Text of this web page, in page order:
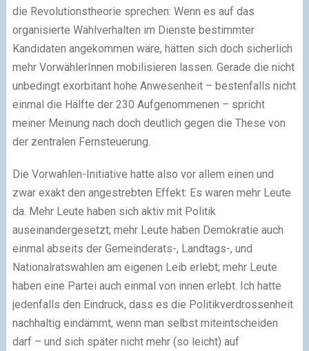
die Revolutionstheorie sprechen: Wenn es auf das
organisierte Wahlverhalten im Dienste bestimmter
Kandidaten angekommen wäre, hätten sich doch sicherlich
mehr VorwählerInnen mobilisieren lassen. Gerade die nicht
unbedingt exorbitant hohe Anwesenheit – bestenfalls nicht
einmal die Hälfte der 230 Aufgenommenen – spricht
meiner Meinung nach doch deutlich gegen die These von
der zentralen Fernsteuerung.
Die Vorwahlen-Initiative hatte also vor allem einen und
zwar exakt den angestrebten Effekt: Es waren mehr Leute
da. Mehr Leute haben sich aktiv mit Politik
auseinandergesetzt; mehr Leute haben Demokratie auch
einmal abseits der Gemeinderats-, Landtags-, und
Nationalratswahlen am eigenen Leib erlebt; mehr Leute
haben eine Partei auch einmal von innen erlebt. Ich hatte
jedenfalls den Eindruck, dass es die Politikverdrossenheit
nachhaltig eindämmt, wenn man selbst miteintscheiden
darf – und sich später nicht mehr (so leicht) auf